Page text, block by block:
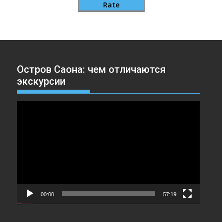
Rate
Остров Саона: чем отличаются
экскурсии
00:00 57:19